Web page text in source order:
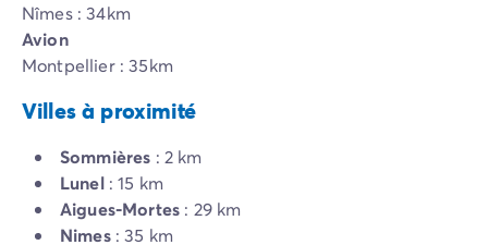
Nîmes : 34km
Avion
Montpellier : 35km
Villes à proximité
Sommières : 2 km
Lunel: 15 km
Aigues-Mortes : 29 km
Nimes: 35 km